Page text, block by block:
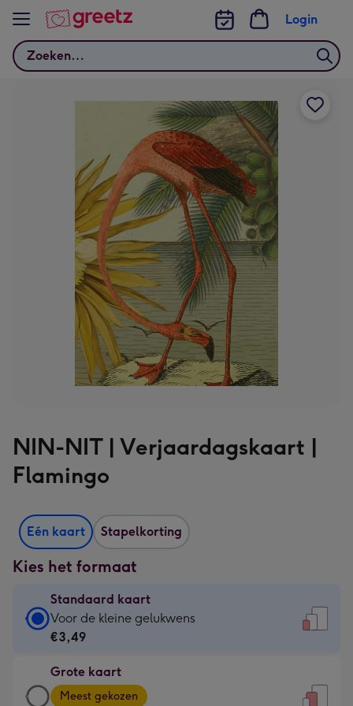
Bekijk meer
Zoeken
Login
NIN-NIT | Verjaardagskaart |
Flamingo
Eén kaart Stapelkorting
Kies het formaat
Standaard kaart
Standaard
kaart
€3,49
-
Voor de kleine gelukwens
€3,49
Grote kaart
Grote
Meest gekozen